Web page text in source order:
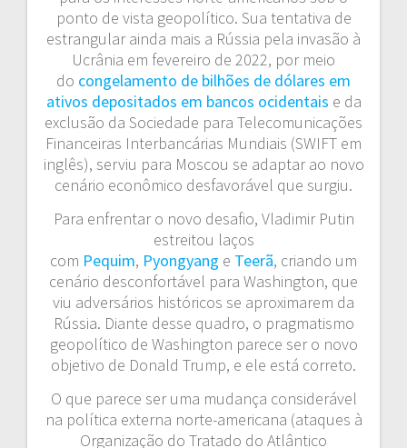
ponto de vista geopolítico. Sua tentativa de
estrangular ainda mais a Rússia pela invasão à
Ucrânia em fevereiro de 2022, por meio
do congelamento de bilhões de dólares em
ativos depositados em bancos ocidentais e da
exclusão da Sociedade para Telecomunicações
Financeiras Interbancárias Mundiais (SWIFT em
inglês), serviu para Moscou se adaptar ao novo
cenário econômico desfavorável que surgiu.
Para enfrentar o novo desafio, Vladimir Putin
estreitou laços
com Pequim, Pyongyang e Teerã, criando um
cenário desconfortável para Washington, que
viu adversários históricos se aproximarem da
Rússia. Diante desse quadro, o pragmatismo
geopolítico de Washington parece ser o novo
objetivo de Donald Trump, e ele está correto.
O que parece ser uma mudança considerável
na política externa norte-americana (ataques à
Organização do Tratado do Atlântico